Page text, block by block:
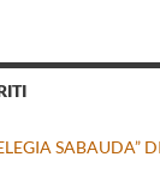
SABAUDA” DI